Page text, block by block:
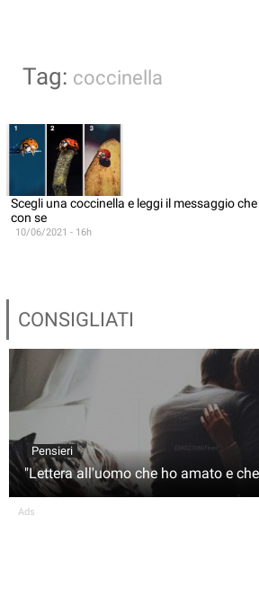
Tag: coccinella
Scegli una coccinella e leggi il messaggio
con se
10/06/2021 - 16h
CONSIGLIATI
Pensieri
"Lettera all'uomo che ho amato e
Ads